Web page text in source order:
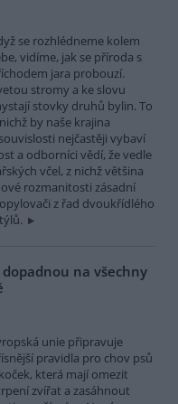
se rozhlédneme kolem
vidíme, jak se příroda s
jara probouzí.
stromy a ke slovu
stovky druhů bylin. To
by naše krajina
nejčastěji vybaví
a odborníci vědí, že vedle
včel, z nichž většina
rozmanitosti zásadní
z řad dvoukřídlého
na všechny
unie připravuje
pravidla pro chov psů
která mají omezit
zvířat a zasáhnout